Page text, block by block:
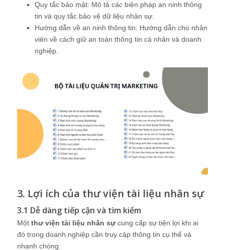
Quy tắc bảo mật: Mô tả các biện pháp an ninh thông
tin và quy tắc bảo vệ dữ liệu nhân sự.
Hướng dẫn về an ninh thông tin: Hướng dẫn cho nhân
viên về cách giữ an toàn thông tin cá nhân và doanh
nghiệp.
3. Lợi ích của thư viện tài liệu nhân sự
3.1 Dễ dàng tiếp cận và tìm kiếm
Một thư viện tài liệu nhân sựcung cấp sự tiện lợi khi ai
đó trong doanh nghiệp cần truy cập thông tin cụ thể và
nhanh chóng.